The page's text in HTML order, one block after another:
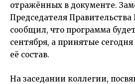
отражённых в документе.
Председателя Правительства
сообщил, что программа
сентября, а принятые
её состав.
На заседании коллегии,